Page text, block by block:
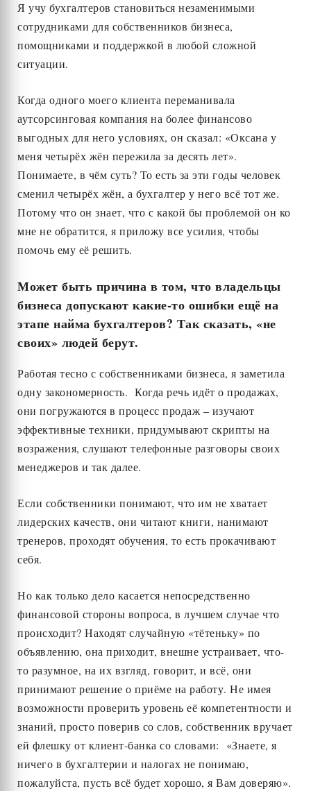
Я учу бухгалтеров становиться незаменимыми
сотрудниками для собственников бизнеса,
помощниками и поддержкой в любой сложной
ситуации.
Когда одного моего клиента переманивала
аутсорсинговая компания на более финансово
выгодных для него условиях, он сказал: «Оксана у
меня четырёх жён пережила за десять лет».
Понимаете, в чём суть? То есть за эти годы человек
сменил четырёх жён, а бухгалтер у него всё тот же.
Потому что он знает, что с какой бы проблемой он ко
мне не обратится, я приложу все усилия, чтобы
помочь ему её решить.
Может быть причина в том, что владельцы
бизнеса допускают какие-то ошибки ещё на
этапе найма бухгалтеров? Так сказать, «не
своих» людей берут.
Работая тесно с собственниками бизнеса, я заметила
одну закономерность. Когда речь идёт о продажах,
они погружаются в процесс продаж – изучают
эффективные техники, придумывают скрипты на
возражения, слушают телефонные разговоры своих
менеджеров и так далее.
Если собственники понимают, что им не хватает
лидерских качеств, они читают книги, нанимают
тренеров, проходят обучения, то есть прокачивают
себя.
Но как только дело касается непосредственно
финансовой стороны вопроса, в лучшем случае что
происходит? Находят случайную «тётеньку» по
объявлению, она приходит, внешне устраивает, что-
то разумное, на их взгляд, говорит, и всё, они
принимают решение о приёме на работу. Не имея
возможности проверить уровень её компетентности и
знаний, просто поверив со слов, собственник вручает
ей флешку от клиент-банка со словами: «Знаете, я
ничего в бухгалтерии и налогах не понимаю,
пожалуйста, пусть всё будет хорошо, я Вам доверяю».